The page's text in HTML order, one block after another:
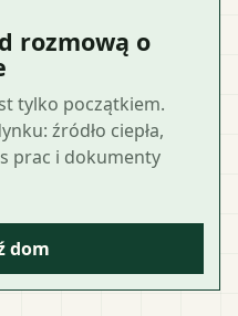
rozmową o
tylko początkiem.
źródło ciepła,
prac i dokumenty
dom